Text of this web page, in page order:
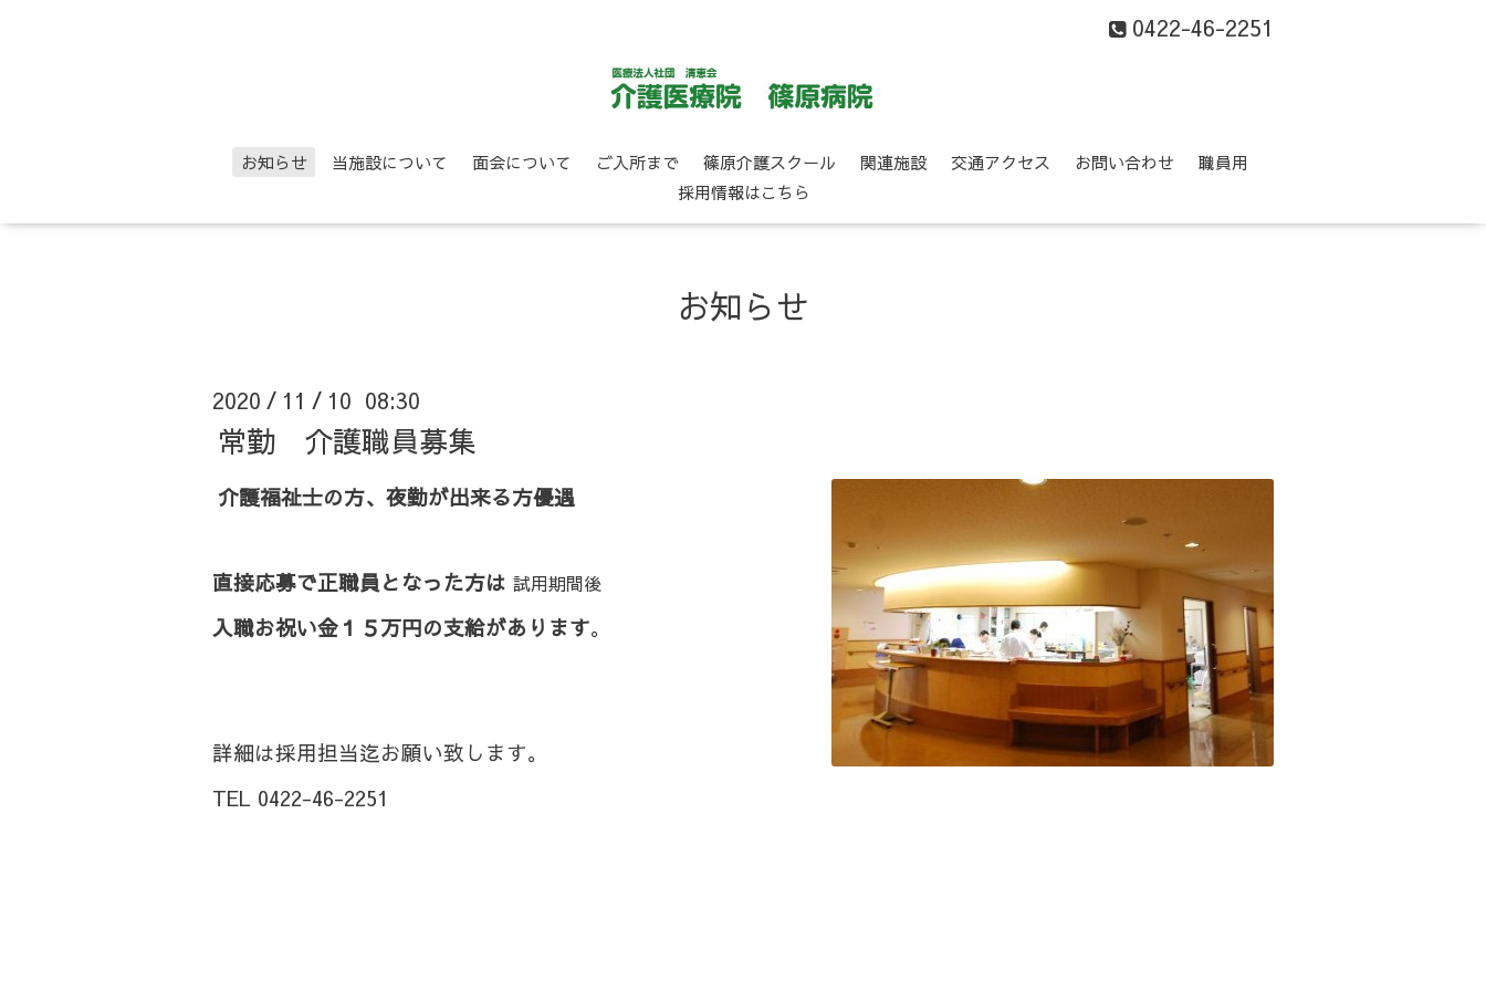
0422-46-2251
お知らせ 当施設について 面会について ご入所まで 篠原介護スクール 関連施設 交通アクセス お問い合わせ
職員用
採用情報はこちら
お知らせ
2020 / 11 / 10 08:30
常勤 介護職員募集
介護福祉士の方、夜勤が出来る方優遇
直接応募で正職員となった方は 試用期間後
入職お祝い金１５万円の支給があります。
詳細は採用担当迄お願い致します。
TEL 0422-46-2251